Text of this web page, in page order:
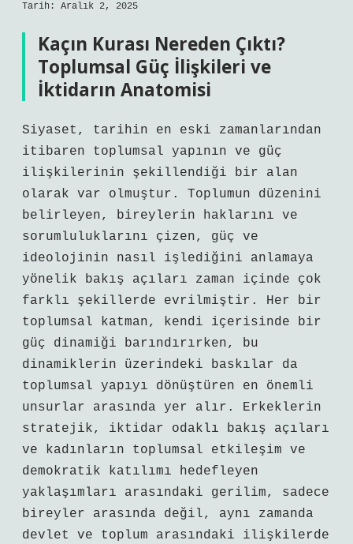
Tarih: Aralık 2, 2025
Kaçın Kurası Nereden Çıktı?
Toplumsal Güç İlişkileri ve
İktidarın Anatomisi
Siyaset, tarihin en eski zamanlarından
itibaren toplumsal yapının ve güç
ilişkilerinin şekillendiği bir alan
olarak var olmuştur. Toplumun düzenini
belirleyen, bireylerin haklarını ve
sorumluluklarını çizen, güç ve
ideolojinin nasıl işlediğini anlamaya
yönelik bakış açıları zaman içinde çok
farklı şekillerde evrilmiştir. Her bir
toplumsal katman, kendi içerisinde bir
güç dinamiği barındırırken, bu
dinamiklerin üzerindeki baskılar da
toplumsal yapıyı dönüştüren en önemli
unsurlar arasında yer alır. Erkeklerin
stratejik, iktidar odaklı bakış açıları
ve kadınların toplumsal etkileşim ve
demokratik katılımı hedefleyen
yaklaşımları arasındaki gerilim, sadece
bireyler arasında değil, aynı zamanda
devlet ve toplum arasındaki ilişkilerde